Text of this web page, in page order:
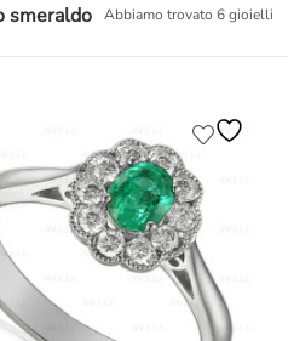
smeraldo Abbiamo trovato 6 gioielli